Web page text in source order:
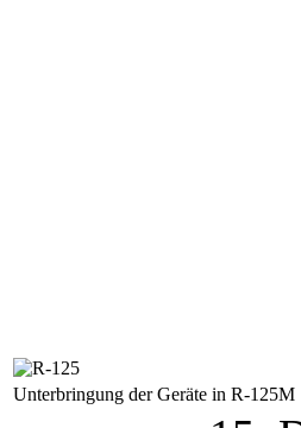
Unterbringung der Geräte in R-125M